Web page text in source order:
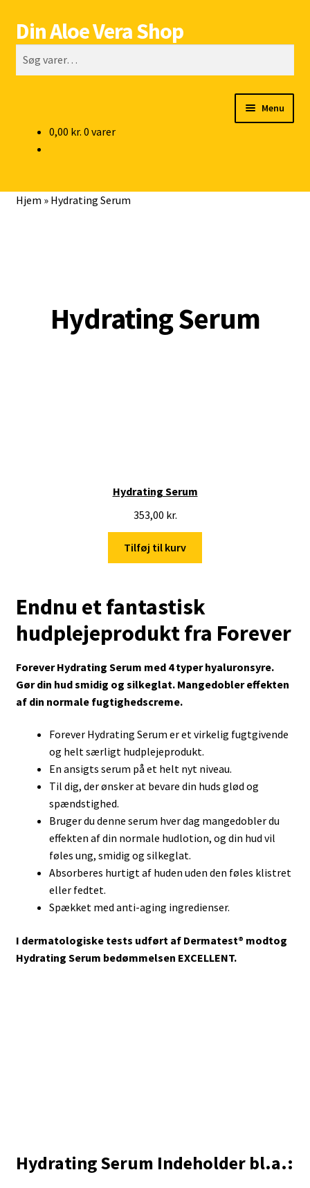
Spring
til
navigation
Spring
til
indhold
Din Aloe Vera Shop
efter:
Søg
Menu
Konto/Login
0,00 kr. 0 varer
Hjem » Hydrating Serum
Hydrating Serum
Hydrating Serum
353,00 kr.
Tilføj til kurv
Endnu et fantastisk
hudplejeprodukt fra Forever
Forever Hydrating Serum med 4 typer hyaluronsyre.
Gør din hud smidig og silkeglat. Mangedobler effekten
af din normale fugtighedscreme.
Forever Hydrating Serum er et virkelig fugtgivende
og helt særligt hudplejeprodukt.
En ansigts serum på et helt nyt niveau.
Til dig, der ønsker at bevare din huds glød og
spændstighed.
Bruger du denne serum hver dag mangedobler du
effekten af din normale hudlotion, og din hud vil
føles ung, smidig og silkeglat.
Absorberes hurtigt af huden uden den føles klistret
eller fedtet.
Spækket med anti-aging ingredienser.
I dermatologiske tests udført af Dermatest® modtog
Hydrating Serum bedømmelsen EXCELLENT.
Hydrating Serum Indeholder bl.a.: